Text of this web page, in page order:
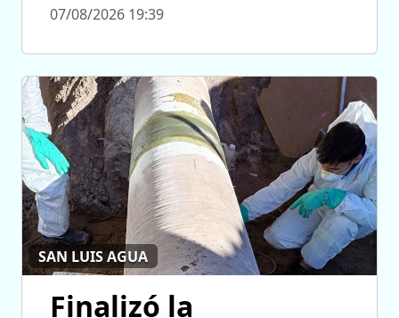
07/08/2026 19:39
SAN LUIS AGUA
Finalizó la